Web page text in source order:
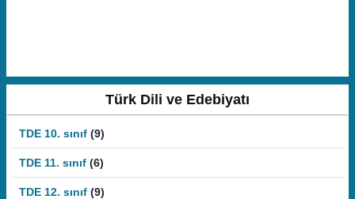
Türk Dili ve Edebiyatı
TDE 10. sınıf (9)
TDE 11. sınıf (6)
TDE 12. sınıf (9)